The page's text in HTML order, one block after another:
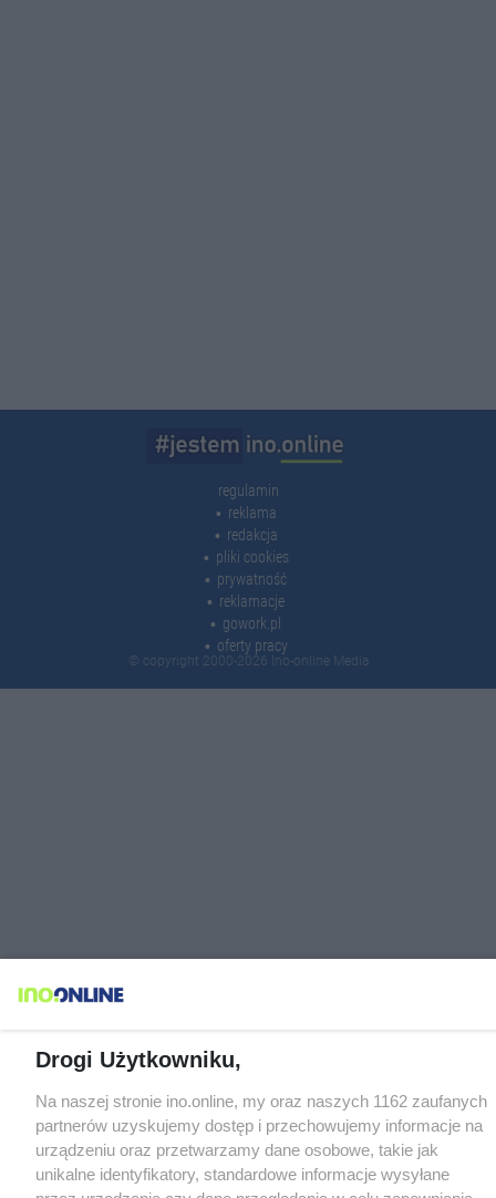
regulamin
reklama
redakcja
pliki cookies
prywatność
reklamacje
gowork.pl
oferty pracy
© copyright 2000-2026 Ino-online Media
Drogi Użytkowniku,
Na naszej stronie ino.online, my oraz naszych 1162 zaufanych
partnerów uzyskujemy dostęp i przechowujemy informacje na
urządzeniu oraz przetwarzamy dane osobowe, takie jak
unikalne identyfikatory, standardowe informacje wysyłane